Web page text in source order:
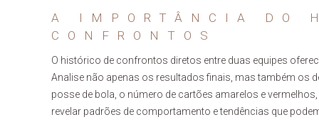
A IMPORTÂNCIA DO
CONFRONTOS
O histórico de confrontos diretos entre duas equipes
Analise não apenas os resultados finais, mas também os
posse de bola, o número de cartões amarelos e
revelar padrões de comportamento e tendências que